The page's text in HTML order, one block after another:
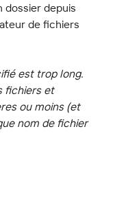
dossier depuis
de fichiers
est trop long.
fichiers et
ou moins (et
nom de fichier